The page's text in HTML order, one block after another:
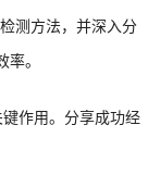
测方法，并深入分
。
作用。分享成功经